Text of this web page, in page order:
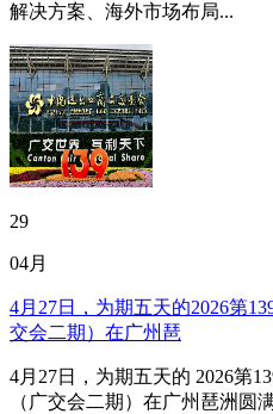
解决方案、海外市场布局...
29
04月
4月27日，为期五天的2026第
交会二期）在广州琶
4月27日，为期五天的 2026第
（广交会二期）在广州琶洲圆